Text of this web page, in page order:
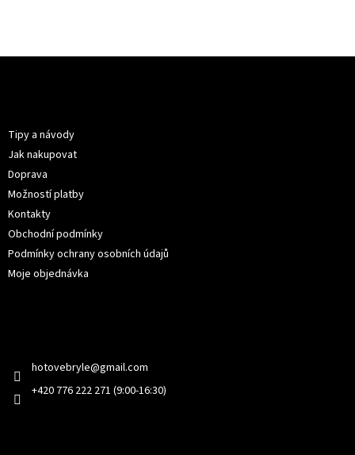
Tipy a návody
Jak nakupovat
Doprava
Možností platby
Kontakty
Obchodní podmínky
Podmínky ochrany osobních údajů
Moje objednávka
hotovebryle@gmail.com
+420 776 222 271 (9:00-16:30)